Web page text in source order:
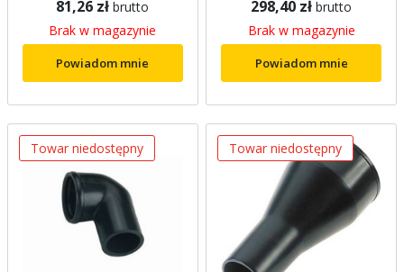
81,26 zł brutto
Brak w magazynie
Powiadom mnie
298,40 zł brutto
Brak w magazynie
Powiadom mnie
Towar niedostępny Towar niedostępny